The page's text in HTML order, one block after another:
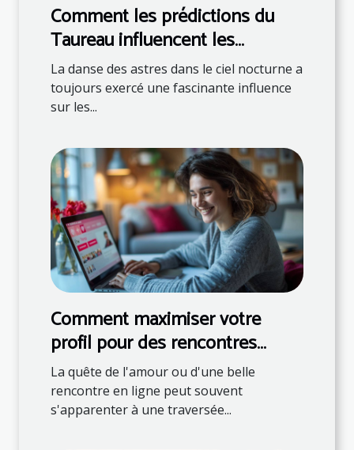
Comment les prédictions du
Taureau influencent les
décisions quotidiennes
La danse des astres dans le ciel nocturne a
toujours exercé une fascinante influence
sur les...
Comment maximiser votre
profil pour des rencontres
réussies en ligne
La quête de l'amour ou d'une belle
rencontre en ligne peut souvent
s'apparenter à une traversée...